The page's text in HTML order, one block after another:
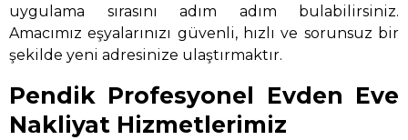
uygulama sırasını adım adım bulabilirsiniz.
Amacımız eşyalarınızı güvenli, hızlı ve sorunsuz bir
şekilde yeni adresinize ulaştırmaktır.
Pendik Profesyonel Evden Eve
Nakliyat Hizmetlerimiz